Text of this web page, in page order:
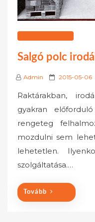
Salgó polc
Admin
P
s
t
d
2015-05-06
Raktárakban,
gyakran
rengeteg
mozdulni sem
lehetetlen.
szolgáltatása.…
Tovább